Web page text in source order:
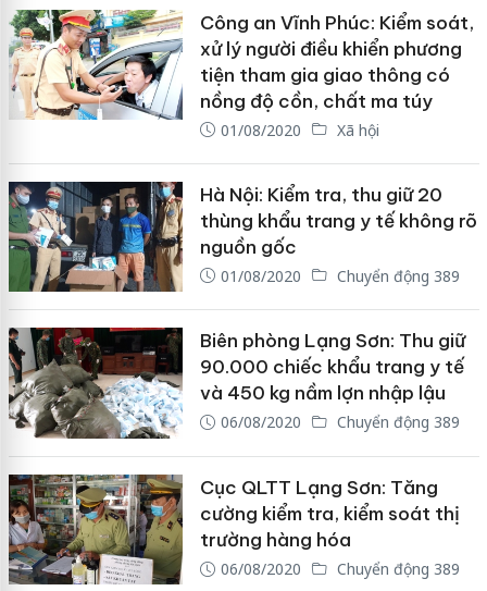
Công an Vĩnh Phúc: Kiểm soát,
xử lý người điều khiển phương
tiện tham gia giao thông có
nồng độ cồn, chất ma túy
01/08/2020 Xã hội
Hà Nội: Kiểm tra, thu giữ 20
thùng khẩu trang y tế không rõ
nguồn gốc
01/08/2020 Chuyển động 389
Biên phòng Lạng Sơn: Thu giữ
90.000 chiếc khẩu trang y tế
và 450 kg nầm lợn nhập lậu
06/08/2020 Chuyển động 389
Cục QLTT Lạng Sơn: Tăng
cường kiểm tra, kiểm soát thị
trường hàng hóa
06/08/2020 Chuyển động 389